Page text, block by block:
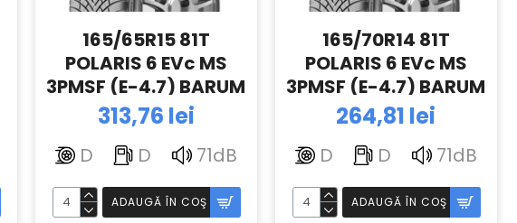
165/65R15 81T
POLARIS 6 EVc MS
3PMSF (E-4.7) BARUM
313,76 lei
D D 71dB
ADAUGĂ ÎN COŞ
165/70R14 81T
POLARIS 6 EVc MS
3PMSF (E-4.7) BARUM
264,81 lei
D D 71dB
ADAUGĂ ÎN COŞ